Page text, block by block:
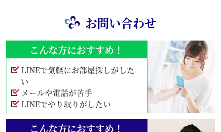
お問い合わせ
こんな方におすすめ！
LINEで気軽にお部屋探しがした
い
メールや電話が苦手
LINEでやり取りがしたい
こんな方におすすめ！